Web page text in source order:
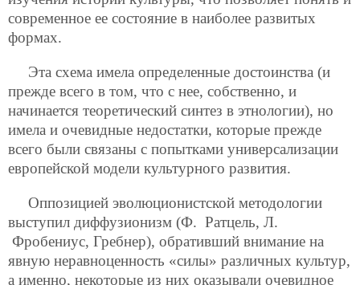
современное ее состояние в наиболее развитых
формах.
Эта схема имела определенные достоинства (и
прежде всего в том, что с нее, собственно, и
начинается теоретический синтез в этнологии), но
имела и очевидные недостатки, которые прежде
всего были связаны с попытками универсализации
европейской модели культурного развития.
Оппозицией эволюционистской методологии
выступил диффузионизм (Ф. Ратцель, Л.
Фробениус, Гребнер), обративший внимание на
явную неравноценность «силы» различных культур,
а именно, некоторые из них оказывали очевидное